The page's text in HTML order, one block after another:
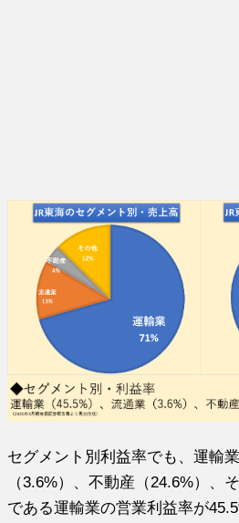
セグメント別利益率でも、運輸
（3.6%）、不動産（24.6%）、
である運輸業の営業利益率が